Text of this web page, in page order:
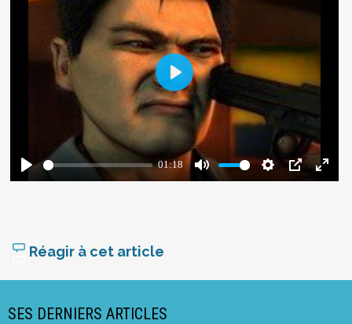
Réagir à cet article
SES DERNIERS ARTICLES